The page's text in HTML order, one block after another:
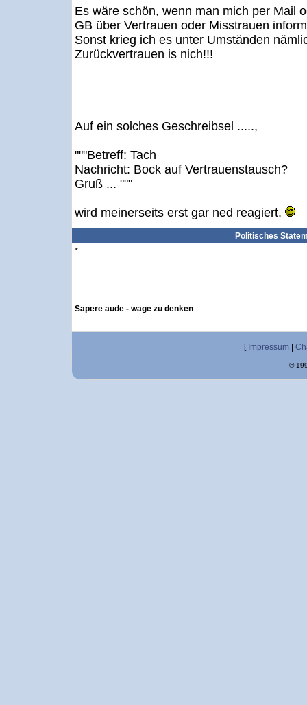
Es wäre schön, wenn man mich per Mail
GB über Vertrauen oder Misstrauen
Sonst krieg ich es unter Umständen
Zurückvertrauen is nich!!!
Auf ein solches Geschreibsel .....,
"""Betreff: Tach
Nachricht: Bock auf Vertrauenstausch?
Gruß ... """
wird meinerseits erst gar ned reagiert.
Politisches
*
Sapere aude - wage zu denken
[ Impressum
©